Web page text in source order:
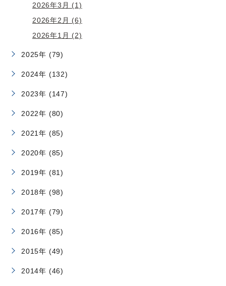
2026年3月 (1)
2026年2月 (6)
2026年1月 (2)
2025年 (79)
2024年 (132)
2023年 (147)
2022年 (80)
2021年 (85)
2020年 (85)
2019年 (81)
2018年 (98)
2017年 (79)
2016年 (85)
2015年 (49)
2014年 (46)